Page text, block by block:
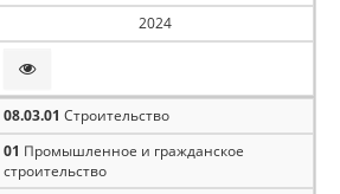
Сбросить
2024
08.03.01 Строительство
01 Промышленное и гражданское
строительство